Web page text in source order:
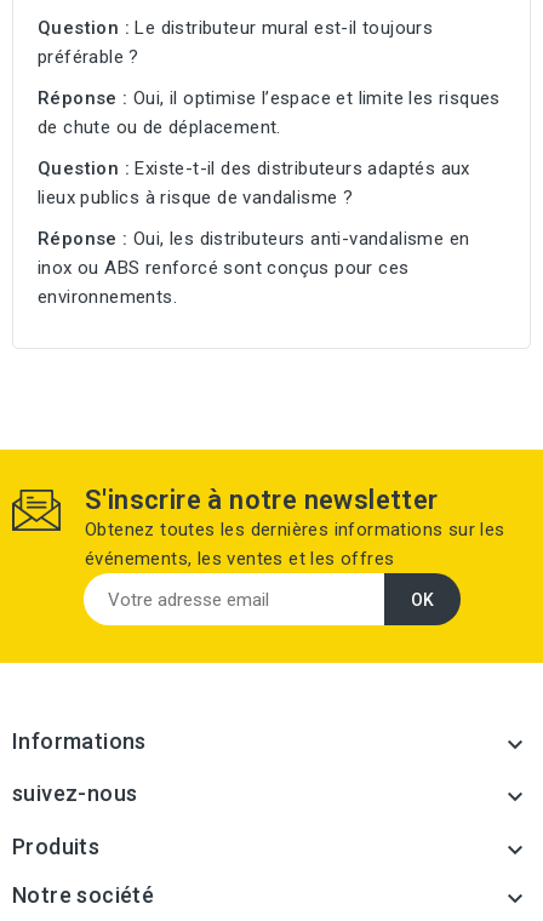
Question : Le distributeur mural est-il toujours
préférable ?
Réponse : Oui, il optimise l’espace et limite les risques
de chute ou de déplacement.
Question : Existe-t-il des distributeurs adaptés aux
lieux publics à risque de vandalisme ?
Réponse : Oui, les distributeurs anti-vandalisme en
inox ou ABS renforcé sont conçus pour ces
environnements.
S'inscrire à notre newsletter
Obtenez toutes les dernières informations sur les
événements, les ventes et les offres
Informations 
suivez-nous 
Produits 
Notre société 